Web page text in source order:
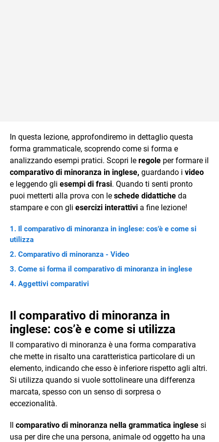
In questa lezione, approfondiremo in dettaglio questa
forma grammaticale, scoprendo come si forma e
analizzando esempi pratici. Scopri le regole per formare il
comparativo di minoranza in inglese, guardando i video
e leggendo gli esempi di frasi. Quando ti senti pronto
puoi metterti alla prova con le schede didattiche da
stampare e con gli esercizi interattivi a fine lezione!
Il comparativo di minoranza in inglese: cos'è e come si
utilizza
Comparativo di minoranza - Video
Come si forma il comparativo di minoranza in inglese
Aggettivi comparativi
Il comparativo di minoranza in
inglese: cos’è e come si utilizza
Il comparativo di minoranza è una forma comparativa
che mette in risalto una caratteristica particolare di un
elemento, indicando che esso è inferiore rispetto agli altri.
Si utilizza quando si vuole sottolineare una differenza
marcata, spesso con un senso di sorpresa o
eccezionalità.
Il comparativo di minoranza nella grammatica inglese si
usa per dire che una persona, animale od oggetto ha una